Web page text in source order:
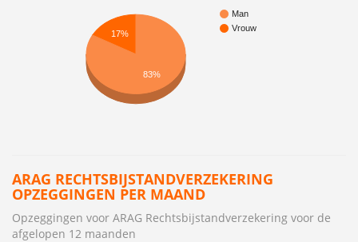
Man
Vrouw
17%
83%
ARAG RECHTSBIJSTANDVERZEKERING
OPZEGGINGEN PER MAAND
Opzeggingen voor ARAG Rechtsbijstandverzekering voor de
afgelopen 12 maanden